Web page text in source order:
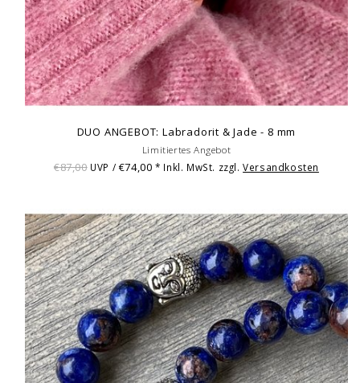
DUO ANGEBOT: Labradorit & Jade - 8 mm
Limitiertes Angebot
€87,00 UVP / €74,00* Inkl. MwSt. zzgl.Versandkosten